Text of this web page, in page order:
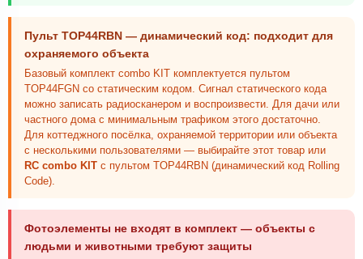
Пульт TOP44RBN — динамический код: подходит для
охраняемого объекта
Базовый комплект combo KIT комплектуется пультом
TOP44FGN со статическим кодом. Сигнал статического кода
можно записать радиосканером и воспроизвести. Для дачи или
частного дома с минимальным трафиком этого достаточно.
Для коттеджного посёлка, охраняемой территории или объекта
с несколькими пользователями — выбирайте этот товар или
RC combo KIT с пультом TOP44RBN (динамический код Rolling
Code).
Фотоэлементы не входят в комплект — объекты с
людьми и животными требуют защиты